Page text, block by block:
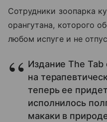
Сотрудники зоопарка
орангутана, которого
любом испуге и не
Издание The Tab
на
теперь ее
исполнилось
макаки в